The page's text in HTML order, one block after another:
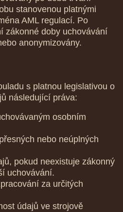
stanovenou platnými
AML regulací. Po
zákonné doby uchovávání
anonymizovány.
s platnou legislativou o
následující práva:
osobním
nebo neúplných
pokud neexistuje zákonný
uchovávání.
za určitých
údajů ve strojově